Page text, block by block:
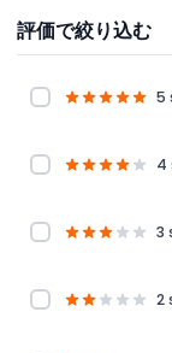
評価で絞り込む
5
4
3
2